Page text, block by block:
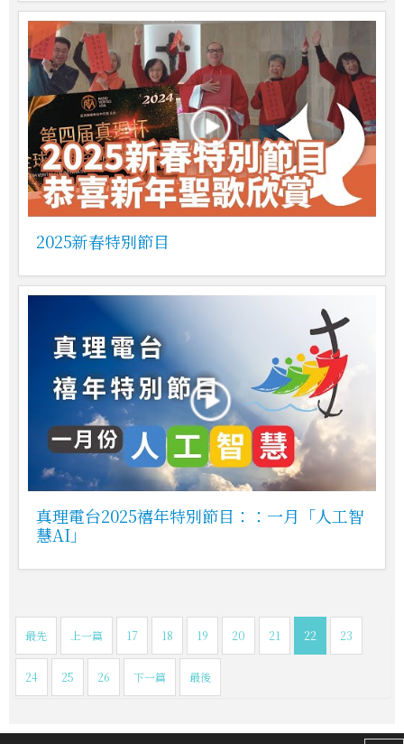
2025新春特別節目
真理電台2025禧年特別節目：：一月「人工智
慧AI」
最先 上一篇 17 18 19 20 21 22 23
24 25 26 下一篇 最後